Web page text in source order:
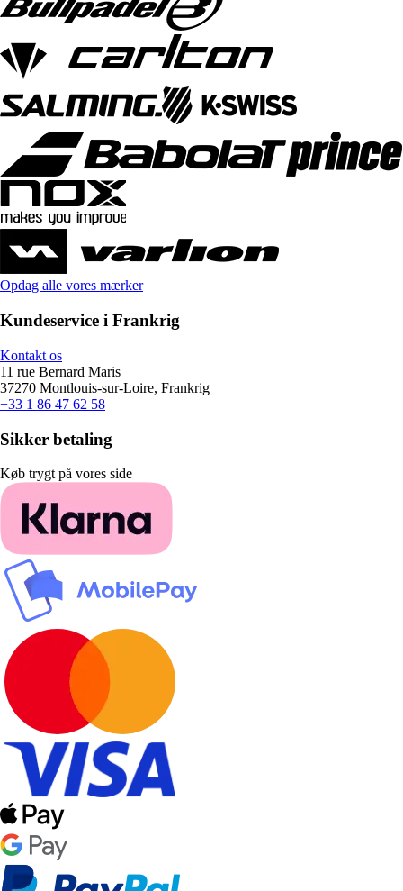
Opdag alle vores mærker
Kundeservice i Frankrig
Kontakt os
11 rue Bernard Maris
37270 Montlouis-sur-Loire, Frankrig
+33 1 86 47 62 58
Sikker betaling
Køb trygt på vores side